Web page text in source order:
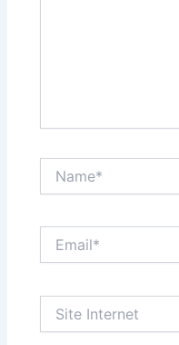
Internet